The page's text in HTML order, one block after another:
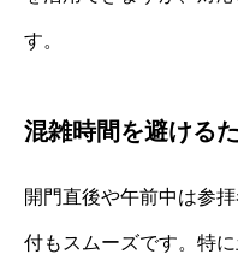
す。
混雑時間を避ける
開門直後や午前中は参
付もスムーズです。特